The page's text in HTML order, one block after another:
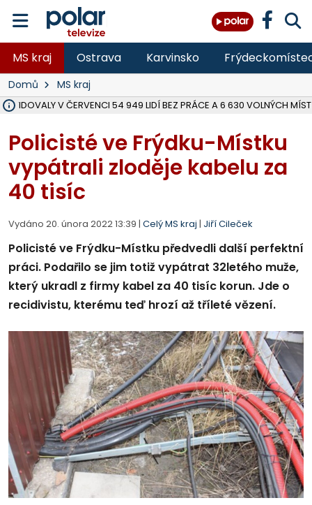
MS kraj Ostrava Karvinsko
Domů MS kraj
EVIDOVALY V ČERVENCI 54 949 LIDÍ BEZ PRÁCE A 6 630 VOLNÝCH MÍST
Policisté ve Frýdku-Místku
vypátrali zloděje kabelu za
40 tisíc
Vydáno 20. února 2022 13:39 | Celý MS kraj | Jiří Cileček
Policisté ve Frýdku-Místku předvedli další perfektní
práci. Podařilo se jim totiž vypátrat 32letého muže,
který ukradl z firmy kabel za 40 tisíc korun. Jde o
recidivistu, kterému teď hrozí až tříleté vězení.